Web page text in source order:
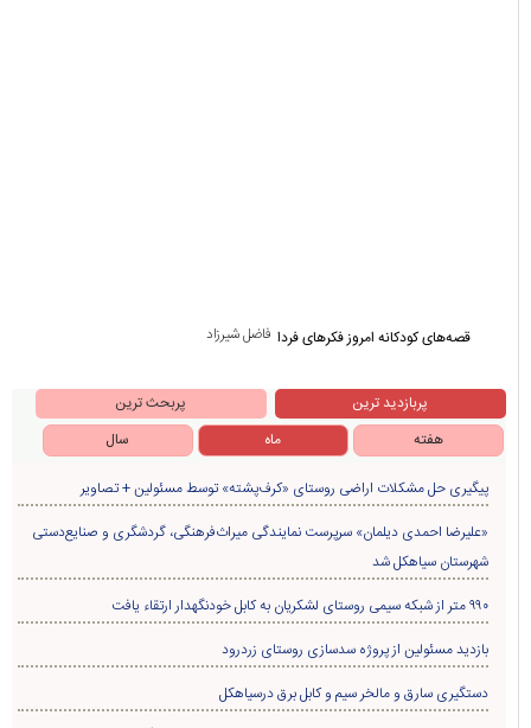
حجت الاسلام میثم میرزایی حماقت ایجاد، حفظ و حذف ارز ترجیحی